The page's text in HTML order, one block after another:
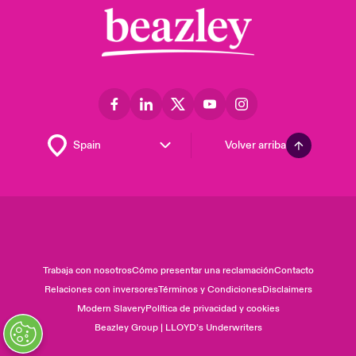
Volver arriba
Trabaja con nosotrosCómo presentar una reclamaciónContacto
Relaciones con inversoresTérminos y CondicionesDisclaimers
Modern SlaveryPolítica de privacidad y cookies
Beazley Group | LLOYD’s Underwriters